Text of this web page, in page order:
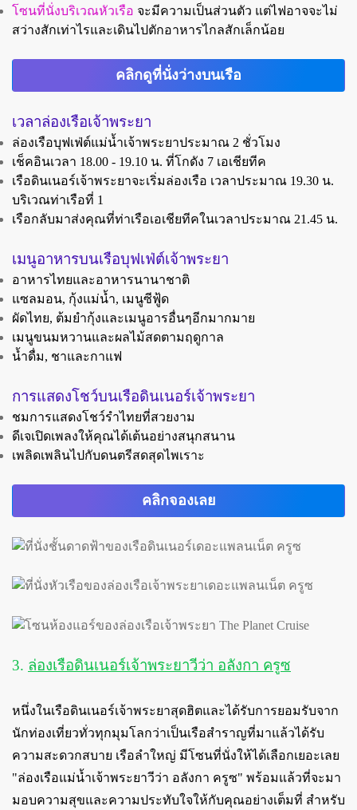
โซนที่นั่งบริเวณหัวเรือ จะมีความเป็นส่วนตัว แต่ไฟอาจจะไม่
สว่างสักเท่าไรและเดินไปตักอาหารไกลสักเล็กน้อย
คลิกดูที่นั่งว่างบนเรือ
เวลาล่องเรือเจ้าพระยา
ล่องเรือบุฟเฟ่ต์แม่น้ำเจ้าพระยาประมาณ 2 ชั่วโมง
เช็คอินเวลา 18.00 - 19.10 น. ที่โกดัง 7 เอเชียทีค
เรือดินเนอร์เจ้าพระยาจะเริ่มล่องเรือ เวลาประมาณ 19.30 น.
บริเวณท่าเรือที่ 1
เรือกลับมาส่งคุณที่ท่าเรือเอเชียทีคในเวลาประมาณ 21.45 น.
เมนูอาหารบนเรือบุฟเฟ่ต์เจ้าพระยา
อาหารไทยและอาหารนานาชาติ
แซลมอน, กุ้งแม่น้ำ, เมนูซีฟู้ด
ผัดไทย, ต้มยำกุ้งและเมนูอารอื่นๆอีกมากมาย
เมนูขนมหวานและผลไม้สดตามฤดูกาล
น้ำดื่ม, ชาและกาแฟ
การแสดงโชว์บนเรือดินเนอร์เจ้าพระยา
ชมการแสดงโชว์รำไทยที่สวยงาม
ดีเจเปิดเพลงให้คุณได้เต้นอย่างสนุกสนาน
เพลิดเพลินไปกับดนตรีสดสุดไพเราะ
คลิกจองเลย
3. ล่องเรือดินเนอร์เจ้าพระยาวีว่า อลังกา ครูซ
หนึ่งในเรือดินเนอร์เจ้าพระยาสุดฮิตและได้รับการยอมรับจาก
นักท่องเที่ยวทั่วทุกมุมโลกว่าเป็นเรือสำราญที่มาแล้วได้รับ
ความสะดวกสบาย เรือลำใหญ่ มีโซนที่นั่งให้ได้เลือกเยอะเลย
"ล่องเรือแม่น้ำเจ้าพระยาวีว่า อลังกา ครูซ" พร้อมแล้วที่จะมา
มอบความสุขและความประทับใจให้กับคุณอย่างเต็มที่ สำหรับ